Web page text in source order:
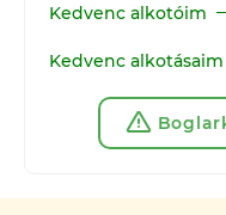
Kedvenc alkotóim
Kedvenc alkotásaim